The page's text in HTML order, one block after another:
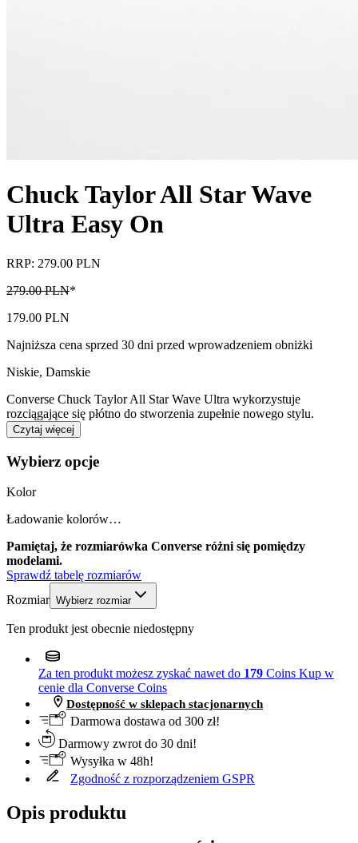
Chuck Taylor All Star Wave
Ultra Easy On
RRP: 279.00 PLN
279.00 PLN*
179.00 PLN
Najniższa cena sprzed 30 dni przed wprowadzeniem obniżki
Niskie, Damskie
Converse Chuck Taylor All Star Wave Ultra wykorzystuje
rozciągające się płótno do stworzenia zupełnie nowego stylu.
Czytaj więcej
Wybierz opcje
Kolor
Ładowanie kolorów…
Pamiętaj, że rozmiarówka Converse różni się pomiędzy
modelami.
Sprawdź tabelę rozmiarów
Rozmiar Wybierz rozmiar
Ten produkt jest obecnie niedostępny
Za ten produkt możesz zyskać nawet do 179 Coins Kup w
cenie dla Converse Coins
Dostępność w sklepach stacjonarnych
Darmowa dostawa od 300 zł!
Darmowy zwrot do 30 dni!
Wysyłka w 48h!
Zgodność z rozporządzeniem GSPR
Opis produktu